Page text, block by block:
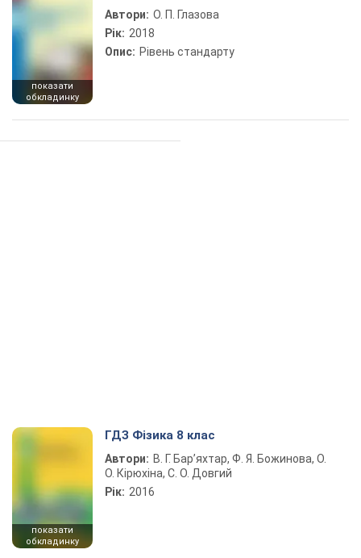
показати
обкладинку
Автори: О. П. Глазова
Рік: 2018
Опис: Рівень стандарту
показати
обкладинку
ГДЗ Фізика 8 клас
Автори: В. Г. Бар’яхтар, Ф. Я. Божинова, О.
О. Кірюхіна, С. О. Довгий
Рік: 2016